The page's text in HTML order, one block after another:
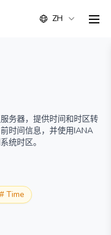
ZH
务器，提供时间和时区转
时间信息，并使用IANA
统时区。
# Time